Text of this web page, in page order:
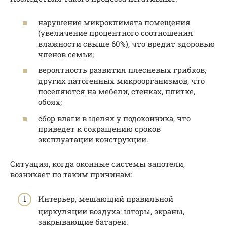
нарушение микроклимата помещения
(увеличение процентного соотношения
влажности свыше 60%), что вредит здоровью
членов семьи;
вероятность развития плесневых грибков,
других патогенных микроорганизмов, что
поселяются на мебели, стенках, плитке,
обоях;
сбор влаги в щелях у подоконника, что
приведет к сокращению сроков
эксплуатации конструкции.
Ситуация, когда оконные системы запотели,
возникает по таким причинам:
Интерьер, мешающий правильной
циркуляции воздуха: шторы, экраны,
закрывающие батареи.